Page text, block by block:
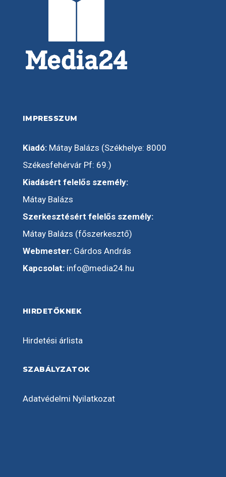
IMPRESSZUM
Kiadó:Mátay Balázs (Székhelye: 8000
Székesfehérvár Pf: 69.)
Kiadásért felelős személy:
Mátay Balázs
Szerkesztésért felelős személy:
Mátay Balázs (főszerkesztő)
Webmester:Gárdos András
Kapcsolat: info@media24.hu
HIRDETŐKNEK
Hirdetési árlista
SZABÁLYZATOK
Adatvédelmi Nyilatkozat